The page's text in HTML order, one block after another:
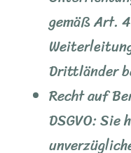
gemäß Art.
Drittländer
Recht auf
DSGVO: Sie